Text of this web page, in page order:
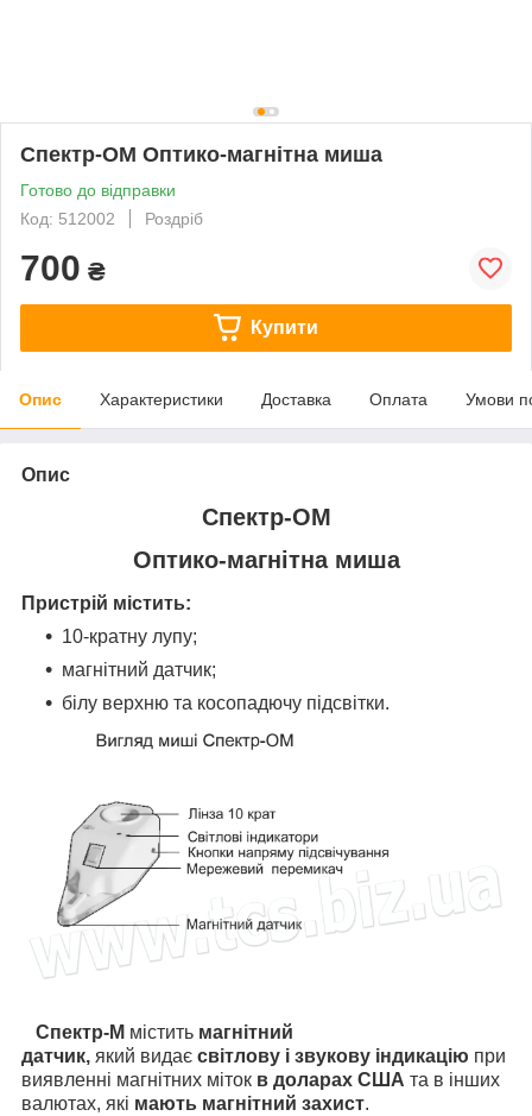
Спектр-ОМ Оптико-магнітна миша
Готово до відправки
Код: 512002
Роздріб
700 ₴
Купити
Опис Характеристики Доставка Оплата Умови
Опис
Спектр-ОМ
Оптико-магнітна миша
Пристрій містить:
10-кратну лупу;
магнітний датчик;
білу верхню та косопадючу підсвітки.
Спектр-М містить магнітний
датчик, який видає світлову і звукову індикацію при
виявленні магнітних міток в доларах США та в інших
валютах, які мають магнітний захист.